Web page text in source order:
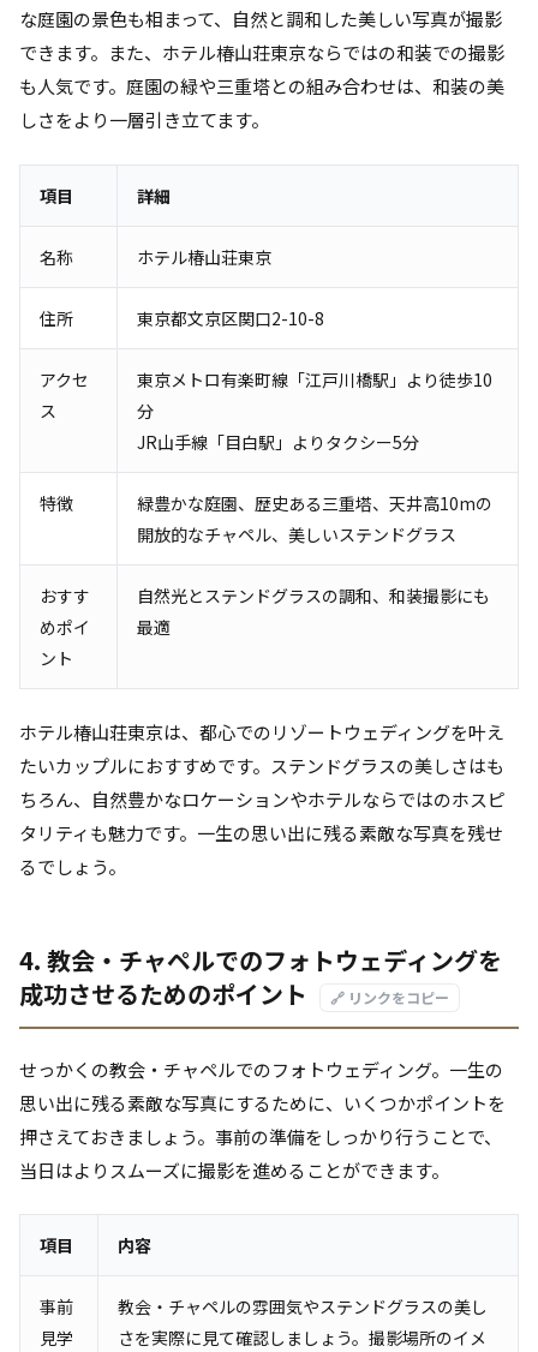
な庭園の景色も相まって、自然と調和した美しい写真が撮影
できます。また、ホテル椿山荘東京ならではの和装での撮影
も人気です。庭園の緑や三重塔との組み合わせは、和装の美
しさをより一層引き立てます。
項目 詳細
名称 ホテル椿山荘東京
住所 東京都文京区関口2-10-8
アクセ
ス
東京メトロ有楽町線「江戸川橋駅」より徒歩10
分
JR山手線「目白駅」よりタクシー5分
特徴
緑豊かな庭園、歴史ある三重塔、天井高10mの
開放的なチャペル、美しいステンドグラス
おすす
めポイ
ント
自然光とステンドグラスの調和、和装撮影にも
最適
ホテル椿山荘東京は、都心でのリゾートウェディングを叶え
たいカップルにおすすめです。ステンドグラスの美しさはも
ちろん、自然豊かなロケーションやホテルならではのホスピ
タリティも魅力です。一生の思い出に残る素敵な写真を残せ
るでしょう。
4. 教会・チャペルでのフォトウェディングを
成功させるためのポイント
🔗 リンクをコピー
せっかくの教会・チャペルでのフォトウェディング。一生の
思い出に残る素敵な写真にするために、いくつかポイントを
押さえておきましょう。事前の準備をしっかり行うことで、
当日はよりスムーズに撮影を進めることができます。
項目 内容
事前
見学
教会・チャペルの雰囲気やステンドグラスの美し
さを実際に見て確認しましょう。撮影場所のイメ